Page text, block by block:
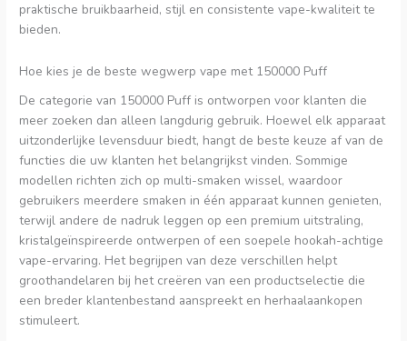
praktische bruikbaarheid, stijl en consistente vape-kwaliteit te
bieden.
Hoe kies je de beste wegwerp vape met 150000 Puff
De categorie van 150000 Puff is ontworpen voor klanten die
meer zoeken dan alleen langdurig gebruik. Hoewel elk apparaat
uitzonderlijke levensduur biedt, hangt de beste keuze af van de
functies die uw klanten het belangrijkst vinden. Sommige
modellen richten zich op multi-smaken wissel, waardoor
gebruikers meerdere smaken in één apparaat kunnen genieten,
terwijl andere de nadruk leggen op een premium uitstraling,
kristalgeïnspireerde ontwerpen of een soepele hookah-achtige
vape-ervaring. Het begrijpen van deze verschillen helpt
groothandelaren bij het creëren van een productselectie die
een breder klantenbestand aanspreekt en herhaalaankopen
stimuleert.